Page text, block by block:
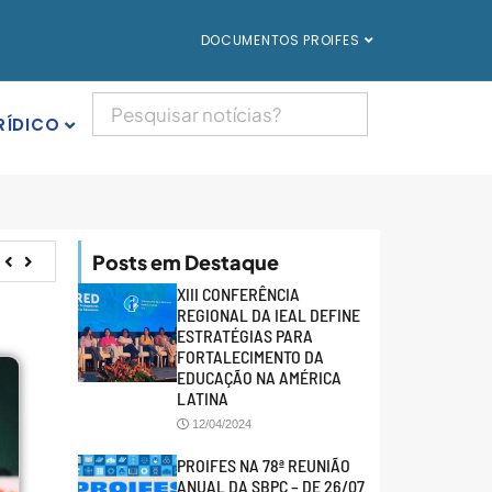
DOCUMENTOS PROIFES
Posts em Destaque
XIII CONFERÊNCIA
REGIONAL DA IEAL DEFINE
ESTRATÉGIAS PARA
FORTALECIMENTO DA
EDUCAÇÃO NA AMÉRICA
LATINA
12/04/2024
PROIFES NA 78ª REUNIÃO
ANUAL DA SBPC – DE 26/07